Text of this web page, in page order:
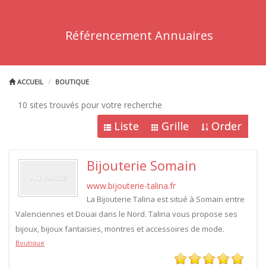
Référencement Annuaires
ACCUEIL BOUTIQUE
10 sites trouvés pour votre recherche
Liste Grille Order
Bijouterie Somain
www.bijouterie-talina.fr
La Bijouterie Talina est situé à Somain entre
Valenciennes et Douai dans le Nord. Talina vous propose ses
bijoux, bijoux fantaisies, montres et accessoires de mode.
Boutique